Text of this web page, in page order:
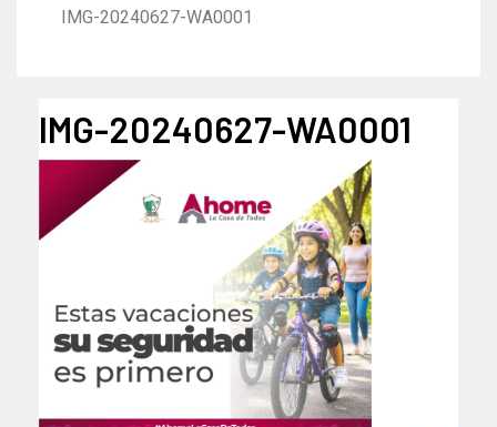
IMG-20240627-WA0001
IMG-20240627-WA0001